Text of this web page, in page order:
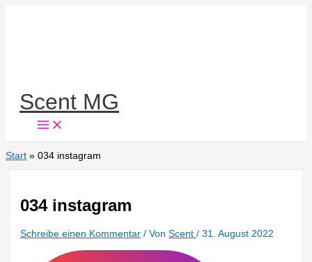
Scent MG
Start 034 instagram
034 instagram
Schreibe einen Kommentar / VonScent/31. August 2022